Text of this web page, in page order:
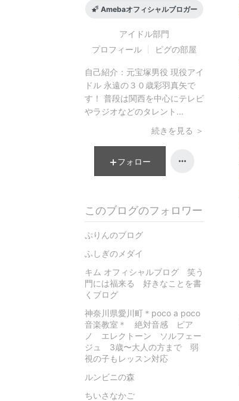
Amebaオフィシャルブロガー
アイドル部門
プロフィール
ピグの部屋
自己紹介： 元宝塚男役 現役アイ
ドル 永遠の３０歳彩羽真矢で
す！ 普段は関西を中心にテレビ
やラジオなどのタレント...
続きを見る ＞
フォロー
このブログのフォロワー
ぷりんのブログ
ふしぎのメダイ
キム オフィシャルブログ 笑う
門には福来る 好きなことを書
くブログ
神奈川県愛川町＊poco a poco
音楽教室＊ 絶対音感 ピア
ノ エレクトーン ソルフェー
ジュ 3歳〜大人の方まで 弱
視の子もレッスン対応
ルンビニの森
ちいさなかご